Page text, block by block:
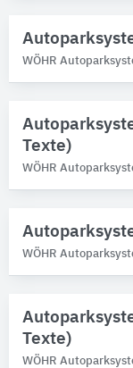
WÖHR
Texte)
WÖHR
WÖHR
Texte)
WÖHR